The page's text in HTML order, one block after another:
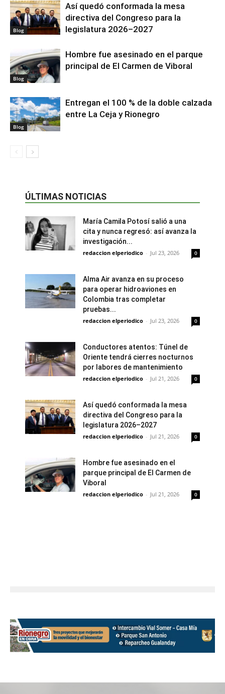
Blog
Así quedó conformada la mesa
directiva del Congreso para la
legislatura 2026–2027
Blog
Hombre fue asesinado en el parque
principal de El Carmen de Viboral
Blog
Entregan el 100 % de la doble calzada
entre La Ceja y Rionegro
ÚLTIMAS NOTICIAS
María Camila Potosí salió a una
cita y nunca regresó: así avanza la
investigación...
redaccion elperiodico - Jul 23, 2026 0
Alma Air avanza en su proceso
para operar hidroaviones en
Colombia tras completar
pruebas...
redaccion elperiodico - Jul 23, 2026 0
Conductores atentos: Túnel de
Oriente tendrá cierres nocturnos
por labores de mantenimiento
redaccion elperiodico - Jul 21, 2026 0
Así quedó conformada la mesa
directiva del Congreso para la
legislatura 2026–2027
redaccion elperiodico - Jul 21, 2026 0
Hombre fue asesinado en el
parque principal de El Carmen de
Viboral
redaccion elperiodico - Jul 21, 2026 0